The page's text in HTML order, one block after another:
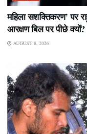
महिला सशक्तिकरण’ पर
आरक्षण बिल पर पीछे क्यों?
AUGUST 8, 2026